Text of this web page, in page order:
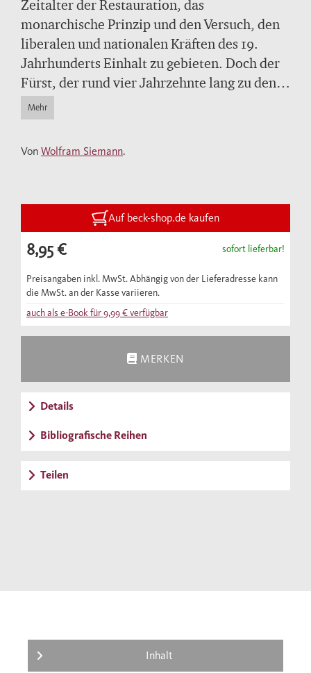
Zeitalter der Restauration, das
monarchische Prinzip und den Versuch, den
liberalen und nationalen Kräften des 19.
Jahrhunderts Einhalt zu gebieten. Doch der
Fürst, der rund vier Jahrzehnte lang zu den
beherrschenden Gestalten Europas gehörte,
war mehr als nur ein Reaktionär. Wolfram
Napoleons und Architekt der europäischen
heraus verstanden werden muss und in
gängige Bild von ihm vermuten lässt.
Mehr
Von Wolfram Siemann.
Auf beck-shop.de kaufen
8,95 € sofort lieferbar!
Preisangaben inkl. MwSt. Abhängig von der Lieferadresse kann
die MwSt. an der Kasse variieren.
auch als e-Book für9,99 €verfügbar
MERKEN
Details
Bibliografische Reihen
Teilen
Inhalt